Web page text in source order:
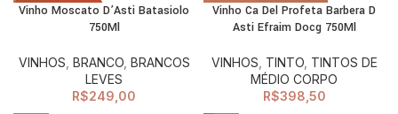
ESGOTADO
Vinho Moscato D’Asti Batasiolo
750Ml
VINHOS BRANCO, BRANCOS
LEVES
R$249,00
Vinho Ca Del Profeta Barbera D
Asti Efraim Docg 750Ml
VINHOS TINTO, TINTOS DE
MÉDIO CORPO
R$398,50